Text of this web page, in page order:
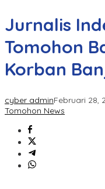
Jurnalis
Tomohon
Korban
cyber adminFebruari 28,
Tomohon News